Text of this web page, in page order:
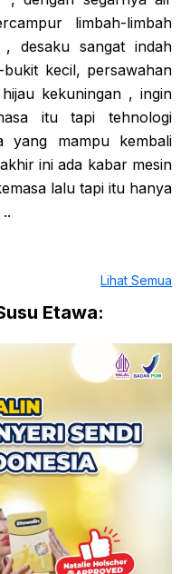
limbah-limbah
desaku sangat indah
kecil, persawahan
kekuningan , ingin
itu tapi tehnologi
yang mampu kembali
ini ada kabar mesin
lalu tapi itu hanya
Lihat Semua
Etawa: